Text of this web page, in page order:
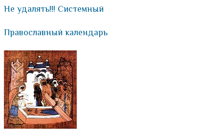
Не удалять!!! Системный
Православный календарь